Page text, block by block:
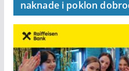
Postani Raiffeisen klijent
naknade i poklon